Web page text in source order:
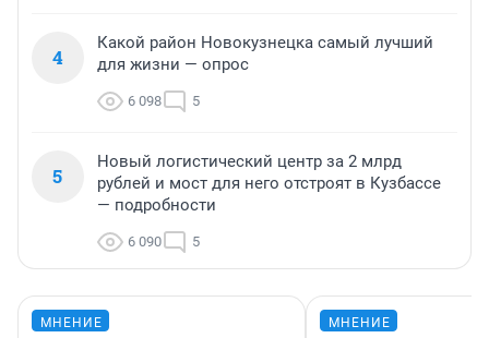
4
Какой район Новокузнецка самый лучший
для жизни — опрос
6 098 5
5
Новый логистический центр за 2 млрд
рублей и мост для него отстроят в Кузбассе
— подробности
6 090 5
МНЕНИЕ МНЕНИЕ